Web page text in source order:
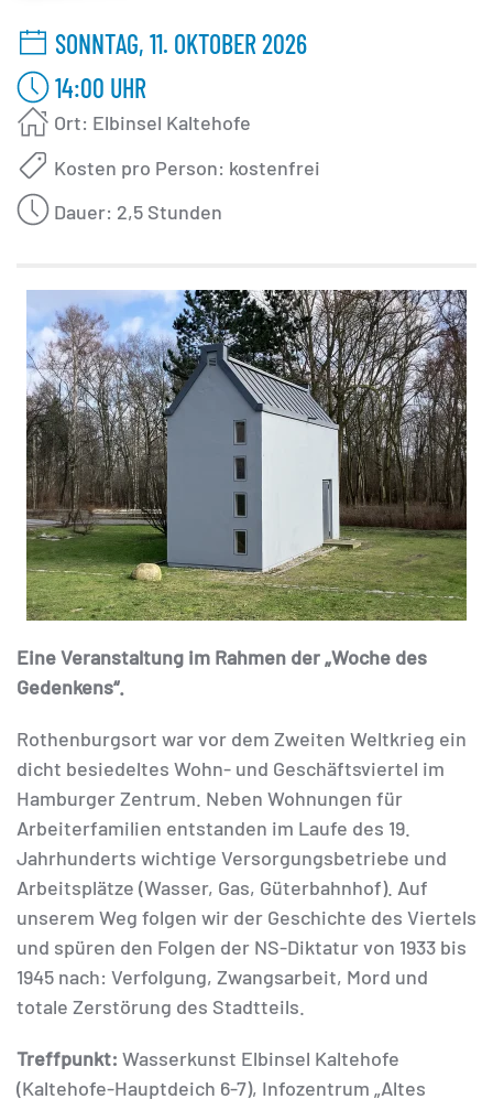
SONNTAG, 11. OKTOBER 2026
14:00 UHR
Ort: Elbinsel Kaltehofe
Kosten pro Person: kostenfrei
Dauer: 2,5 Stunden
Eine Veranstaltung im Rahmen der „Woche des
Gedenkens“.
Rothenburgsort war vor dem Zweiten Weltkrieg ein
dicht besiedeltes Wohn- und Geschäftsviertel im
Hamburger Zentrum. Neben Wohnungen für
Arbeiterfamilien entstanden im Laufe des 19.
Jahrhunderts wichtige Versorgungsbetriebe und
Arbeitsplätze (Wasser, Gas, Güterbahnhof). Auf
unserem Weg folgen wir der Geschichte des Viertels
und spüren den Folgen der NS-Diktatur von 1933 bis
1945 nach: Verfolgung, Zwangsarbeit, Mord und
totale Zerstörung des Stadtteils.
Treffpunkt: Wasserkunst Elbinsel Kaltehofe
(Kaltehofe-Hauptdeich 6-7), Infozentrum „Altes